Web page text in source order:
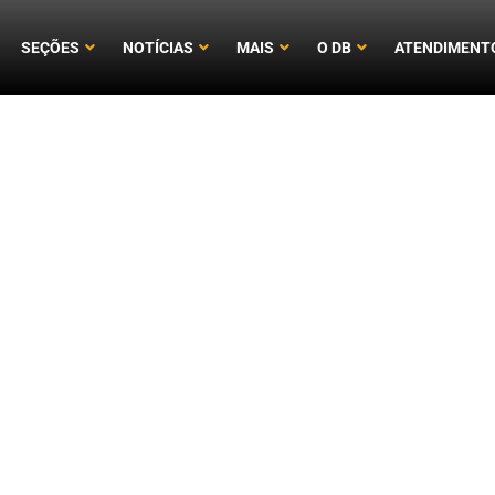
SEÇÕES NOTÍCIAS MAIS O DB